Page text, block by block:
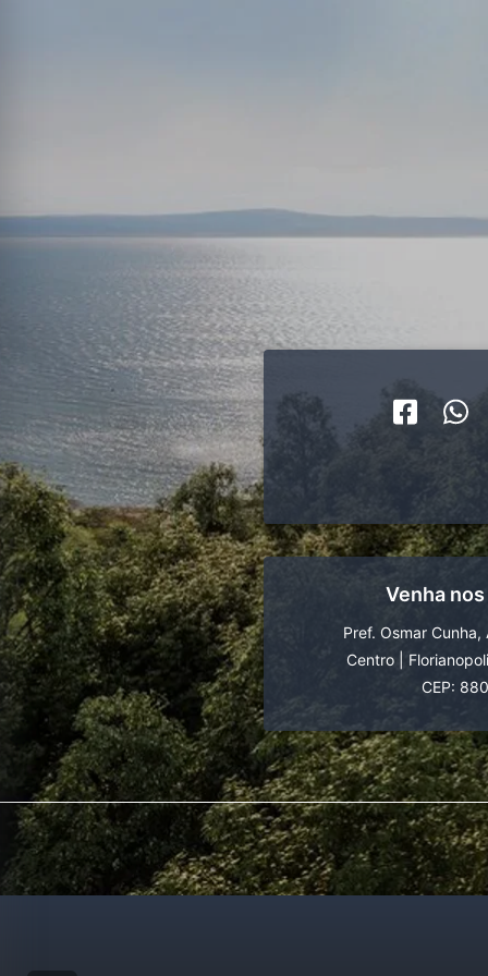
Venha
Pref. Osmar
Centro
CEP: